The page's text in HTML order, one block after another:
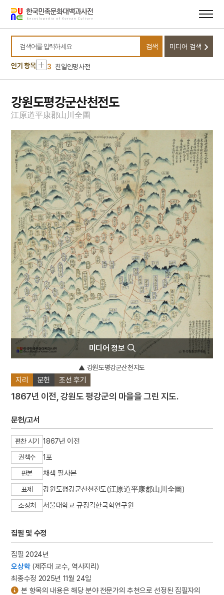
바로가기
바로가기
검색어를 입력하세요
검색 미디어 검색
인기 항목
10 금교도
1 대정실업친목회
2 금성대군
3 친일인명사전
4 국립소록도병원
5
병리학
6
원
8 수표
9 이
10 금교도
1 대정실업친목회
2 금성대군
3 친일인명사전
4 국립소록도병원
5 병리학
6
원
7 삼백초
8 수표
9 이
10 금교도
강원도평강군산천전도
江原道平康郡山 川全圖
지리 문헌 조선 후기
1867년 이전, 강원도 평강군의 마을을 그린 지도.
문헌/고서
편찬 시기 1867년 이전
권책수 1포
판본 채색 필사본
표제 강원도평강군산천전도(江原道平康郡山川全圖)
소장처 서울대학교 규장각한국학연구원
집필 및 수정
집필 2024년
오상학 (제주대 교수, 역사지리)
최종수정 2025년 11월 24일
미디어 정보
강원도평강군산천지도
본 항목의 내용은 해당 분야 전문가의 추천으로 선정된 집필자의